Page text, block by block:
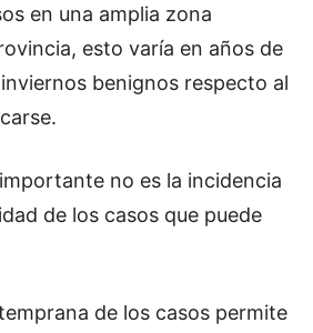
en una amplia zona
esto varía en años de
benignos respecto al
no es la incidencia
de los casos que puede
de los casos permite